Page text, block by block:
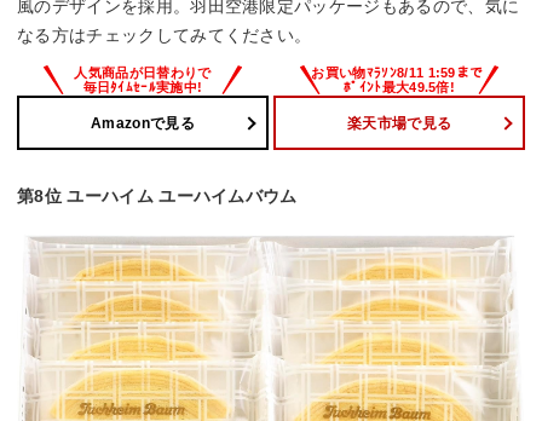
風のデザインを採用。羽田空港限定パッケージもあるので、気に
なる方はチェックしてみてください。
Amazonで見る 楽天市場で見る
第8位 ユーハイム ユーハイムバウム